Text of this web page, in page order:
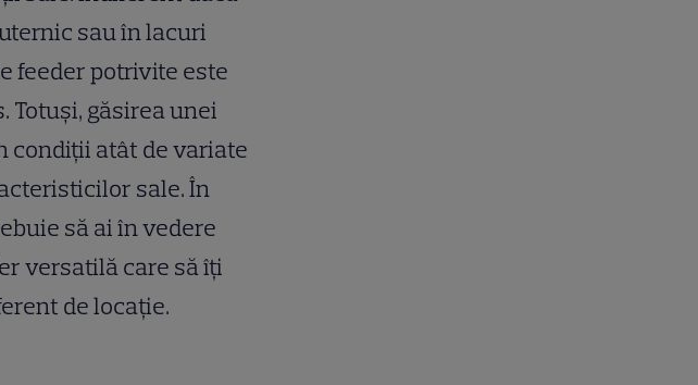
sau în lacuri
feeder potrivite este
Totuși, găsirea unei
condiții atât de variate
sale. În
să ai în vedere
versatilă care să îți
de locație.